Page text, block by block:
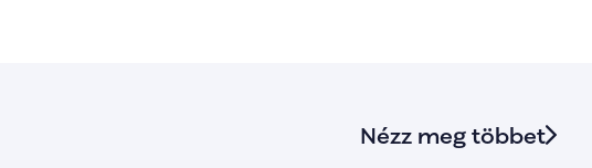
Nézz meg többet